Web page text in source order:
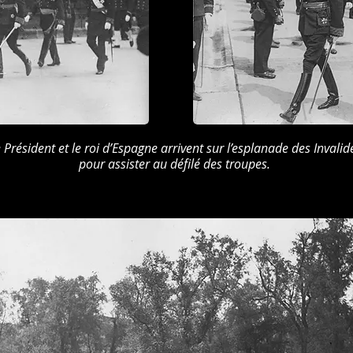
Président et le roi d’Espagne arrivent sur l’esplanade des
pour assister au défilé des troupes.